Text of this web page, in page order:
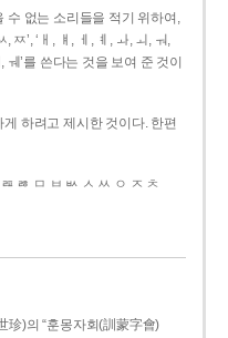
수 없는 소리들을 적기 위하여,
ㅉ’, ‘ㅐ, ㅒ, ㅔ, ㅖ, ㅘ, ㅚ, ㅝ,
ㅞ’를 쓴다는 것을 보여 준 것이
하려고 제시한 것이다. 한편
ㅀ ㅁ ㅂ ㅄ ㅅ ㅆ ㅇ ㅈ ㅊ
珍)의 “훈몽자회(訓蒙字會)